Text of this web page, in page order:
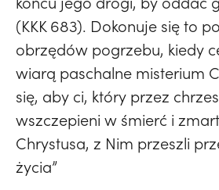
biblioteka
gazeta
ochrona dzieci
małżeństwo
pogrzeb
droga krzyżowa
witraże
historia
zakon
świetlica
alpha
adfontem
edk
zdjęcia
na żywo
filmy
dźwięk
homilie
kontakt
eucharystia
spowiedź
chrzest
800-lecia jego śmierci,
Franciszkańskim Spotkaniu
Sanktuarium pięknieje
formacyjnego naszych
(KKK 683). Dokonuje się to
obrzędów pogrzebu, kiedy
wiarą paschalne misterium
się, aby ci, który przez
wszczepieni w śmierć i
Chrystusa, z Nim przeszli
życia”